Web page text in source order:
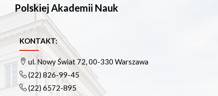
Polskiej Akademii Nauk
KONTAKT:
ul. Nowy Świat 72, 00-330 Warszawa
(22) 826-99-45
(22) 6572-895